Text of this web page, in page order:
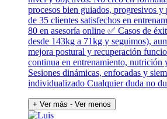
procesos bien guiados, progresivos y
de 35 clientes satisfechos en
80 en asesoría online ✅ Casos de
desde 143kg a 71kg y seguimos),
mejora postural y recuperación
continua en entrenamiento, nutrición
Sesiones dinámicas, enfocadas y
individualizado Cualquier duda no
+ Ver más - Ver menos